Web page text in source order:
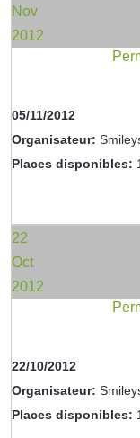
Nov
2012
05/11/2012
Organisateur:
Places disponibles:
22
Oct
2012
22/10/2012
Organisateur:
Places disponibles: